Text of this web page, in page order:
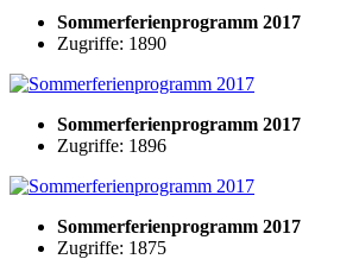
Sommerferienprogramm 2017
Zugriffe: 1890
Sommerferienprogramm 2017
Zugriffe: 1896
Sommerferienprogramm 2017
Zugriffe: 1875